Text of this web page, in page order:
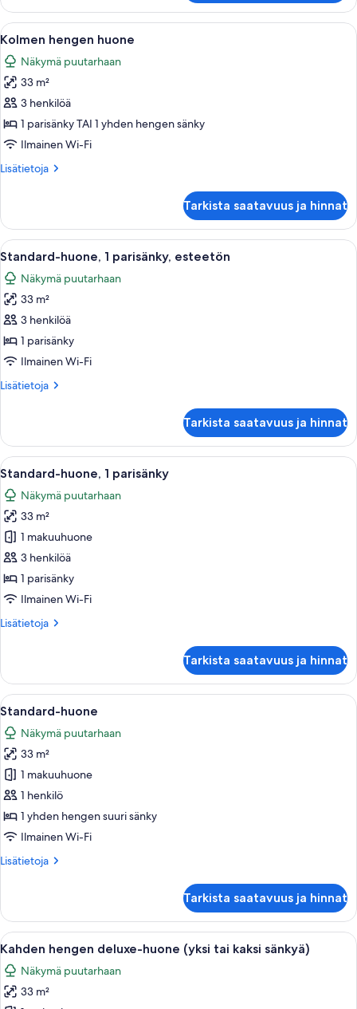
1
keskisuuri
parisänky
Avaa
kaikki
huonetyypin
Kolmen
hengen
huone
kuvat
Hotellihuone, jossa on sänky,
7
Kolmen hengen huone
Näkymä puutarhaan
33 m²
3 henkilöä
1 parisänky TAI 1 yhden hengen sänky
Ilmainen Wi-Fi
Lisätietoja
Lisätietoja
huone
Tarkista saatavuus ja hinnat
Avaa
kaikki
huonetyypin
Standard-
huone,
1
parisänky,
kuvat
Hotellihuone, jossa on sänky,
7
Standard-huone, 1 parisänky, esteetön
Näkymä puutarhaan
33 m²
3 henkilöä
1 parisänky
Ilmainen Wi-Fi
Lisätietoja
Lisätietoja
1
parisänky,
esteetön
Tarkista saatavuus ja hinnat
Avaa
kaikki
huonetyypin
Standard-
huone,
1
parisänky
kuvat
Hotellihuone, jossa on sänky,
7
Standard-huone, 1 parisänky
Näkymä puutarhaan
33 m²
1 makuuhuone
3 henkilöä
1 parisänky
Ilmainen Wi-Fi
Lisätietoja
Lisätietoja
1
parisänky
Tarkista saatavuus ja hinnat
Avaa
kaikki
huonetyypin
Standard-
huone
kuvat
Hotellihuone, jossa on sänky,
7
Standard-huone
Näkymä puutarhaan
33 m²
1 makuuhuone
1 henkilö
1 yhden hengen suuri sänky
Ilmainen Wi-Fi
Lisätietoja
Lisätietoja
Tarkista saatavuus ja hinnat
Avaa
kaikki
huonetyypin
Kahden
Hotellihuone, jossa on suuri sänky,
7
Kahden hengen deluxe-huone (yksi tai kaksi sänkyä)
Näkymä puutarhaan
33 m²